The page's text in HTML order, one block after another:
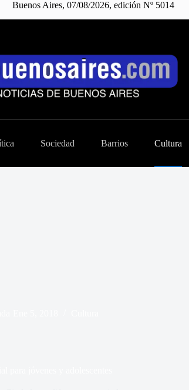
Buenos Aires, 07/08/2026, edición Nº 5014
Sociedad Barrios Cultura